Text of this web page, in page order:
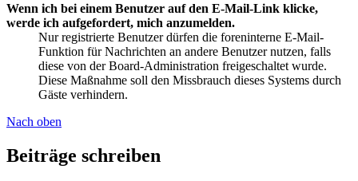
Wenn ich bei einem Benutzer auf den E-Mail-Link klicke,
werde ich aufgefordert, mich anzumelden.
Nur registrierte Benutzer dürfen die foreninterne E-Mail-
Funktion für Nachrichten an andere Benutzer nutzen, falls
diese von der Board-Administration freigeschaltet wurde.
Diese Maßnahme soll den Missbrauch dieses Systems durch
Gäste verhindern.
Nach oben
Beiträge schreiben